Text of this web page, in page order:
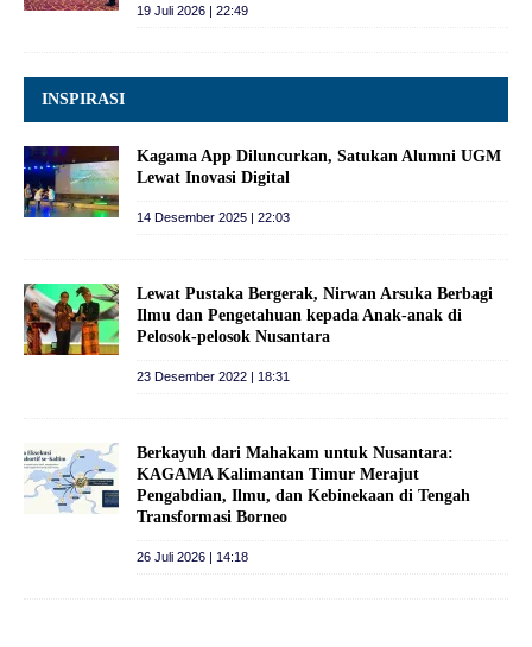
19 Juli 2026 | 22:49
INSPIRASI
Kagama App Diluncurkan, Satukan Alumni UGM
Lewat Inovasi Digital
14 Desember 2025 | 22:03
Lewat Pustaka Bergerak, Nirwan Arsuka Berbagi
Ilmu dan Pengetahuan kepada Anak-anak di
Pelosok-pelosok Nusantara
23 Desember 2022 | 18:31
Berkayuh dari Mahakam untuk Nusantara:
KAGAMA Kalimantan Timur Merajut
Pengabdian, Ilmu, dan Kebinekaan di Tengah
Transformasi Borneo
26 Juli 2026 | 14:18